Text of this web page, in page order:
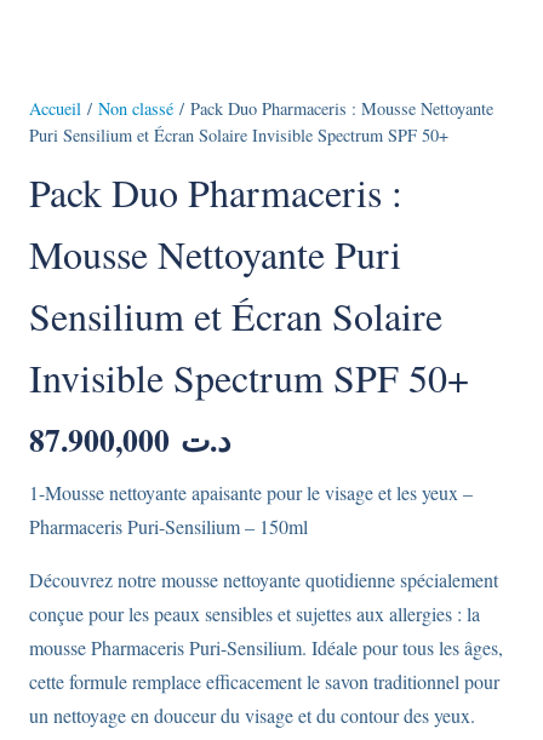
Accueil / Non classé / Pack Duo Pharmaceris : Mousse Nettoyante
Puri Sensilium et Écran Solaire Invisible Spectrum SPF 50+
Pack Duo Pharmaceris :
Mousse Nettoyante Puri
Sensilium et Écran Solaire
Invisible Spectrum SPF 50+
د.ت
1-Mousse nettoyante apaisante pour le visage et les yeux –
Pharmaceris Puri-Sensilium – 150ml
Découvrez notre mousse nettoyante quotidienne spécialement
conçue pour les peaux sensibles et sujettes aux allergies : la
mousse Pharmaceris Puri-Sensilium. Idéale pour tous les âges,
cette formule remplace efficacement le savon traditionnel pour
un nettoyage en douceur du visage et du contour des yeux.